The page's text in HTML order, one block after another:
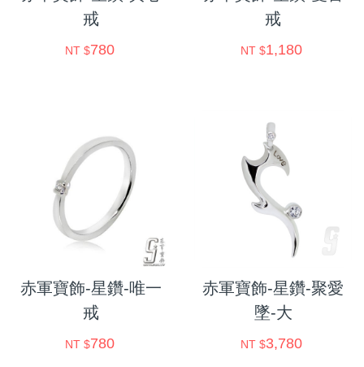
戒
NT $780
戒
NT $1,180
赤軍寶飾-星鑽-唯一
戒
NT $780
赤軍寶飾-星鑽-聚愛
墜-大
NT $3,780